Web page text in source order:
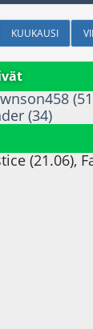
KUUKAUSI
(34)
(21.06),